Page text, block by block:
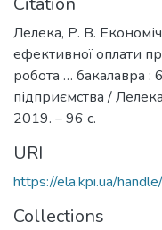
Лелека, Р. В.
ефективної оплати
робота … бакалавра :
підприємства /
2019. – 96 с.
URI
https://ela.kpi.ua/
Collections